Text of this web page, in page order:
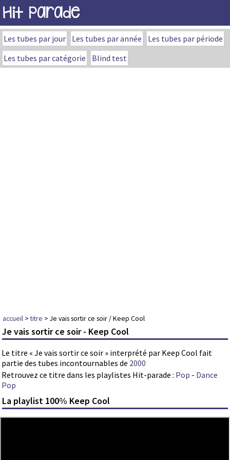
Hit Parade
Les tubes par jour Les tubes par année
Les tubes par période
Les tubes par catégorie
Blind test
accueil >titre > Je vais sortir ce soir / Keep Cool
Je vais sortir ce soir - Keep Cool
Le titre « Je vais sortir ce soir » interprété par Keep Cool fait
partie des tubes incontournables de 2000
Retrouvez ce titre dans les playlistes Hit-parade : Pop - Dance
Pop
La playlist 100% Keep Cool